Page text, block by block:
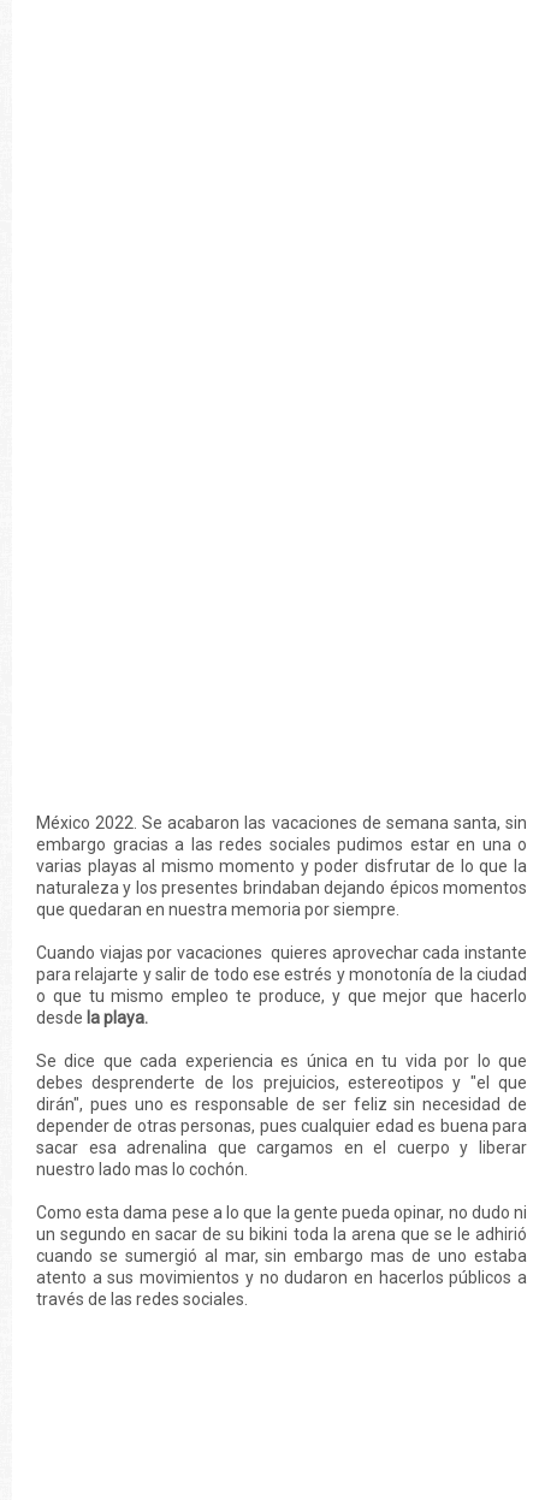
México 2022. Se acabaron las vacaciones de semana santa, sin
embargo gracias a las redes sociales pudimos estar en una o
varias playas al mismo momento y poder disfrutar de lo que la
naturaleza y los presentes brindaban dejando épicos momentos
que quedaran en nuestra memoria por siempre.
Cuando viajas por vacaciones quieres aprovechar cada instante
para relajarte y salir de todo ese estrés y monotonía de la ciudad
o que tu mismo empleo te produce, y que mejor que hacerlo
desde la playa.
Se dice que cada experiencia es única en tu vida por lo que
debes desprenderte de los prejuicios, estereotipos y "el que
dirán", pues uno es responsable de ser feliz sin necesidad de
depender de otras personas, pues cualquier edad es buena para
sacar esa adrenalina que cargamos en el cuerpo y liberar
nuestro lado mas lo cochón.
Como esta dama pese a lo que la gente pueda opinar, no dudo ni
un segundo en sacar de su bikini toda la arena que se le adhirió
cuando se sumergió al mar, sin embargo mas de uno estaba
atento a sus movimientos y no dudaron en hacerlos públicos a
través de las redes sociales.